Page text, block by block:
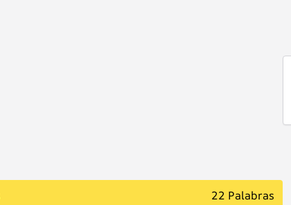
22 Palabras